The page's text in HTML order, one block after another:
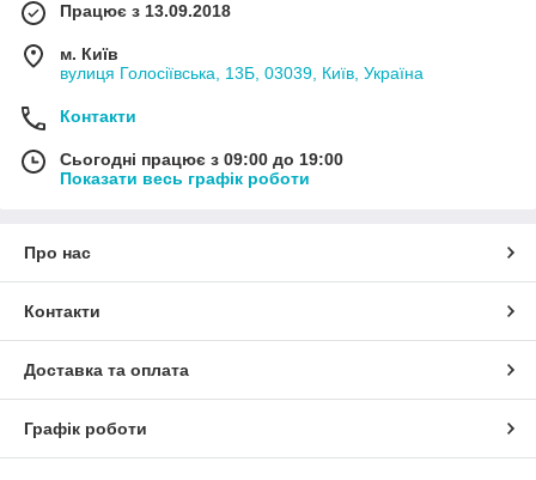
Працює з 13.09.2018
м. Київ
вулиця Голосіївська, 13Б, 03039, Київ, Україна
Контакти
Сьогодні працює з 09:00 до 19:00
Показати весь графік роботи
Про нас
Контакти
Доставка та оплата
Графік роботи